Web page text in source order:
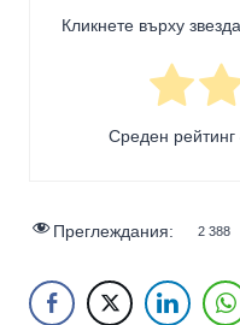
Кликнете върху
Среден рейтинг
Преглеждания: 2 388